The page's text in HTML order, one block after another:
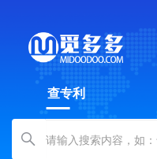
查专利
Amount (in dollars)